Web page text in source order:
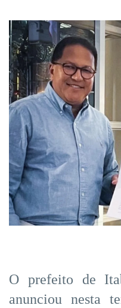
O prefeito de
anunciou nesta